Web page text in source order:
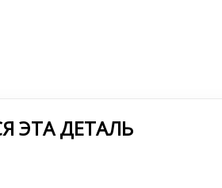
ЭТА ДЕТАЛЬ